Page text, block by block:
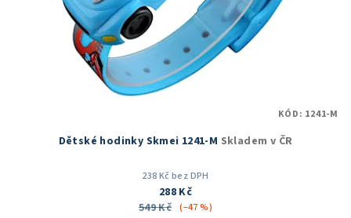
Dětské hodinky Skmei 1241-M Skladem v ČR
238 Kč bez DPH
288 Kč
549 Kč (–47 %)
KÓD: 1241-M